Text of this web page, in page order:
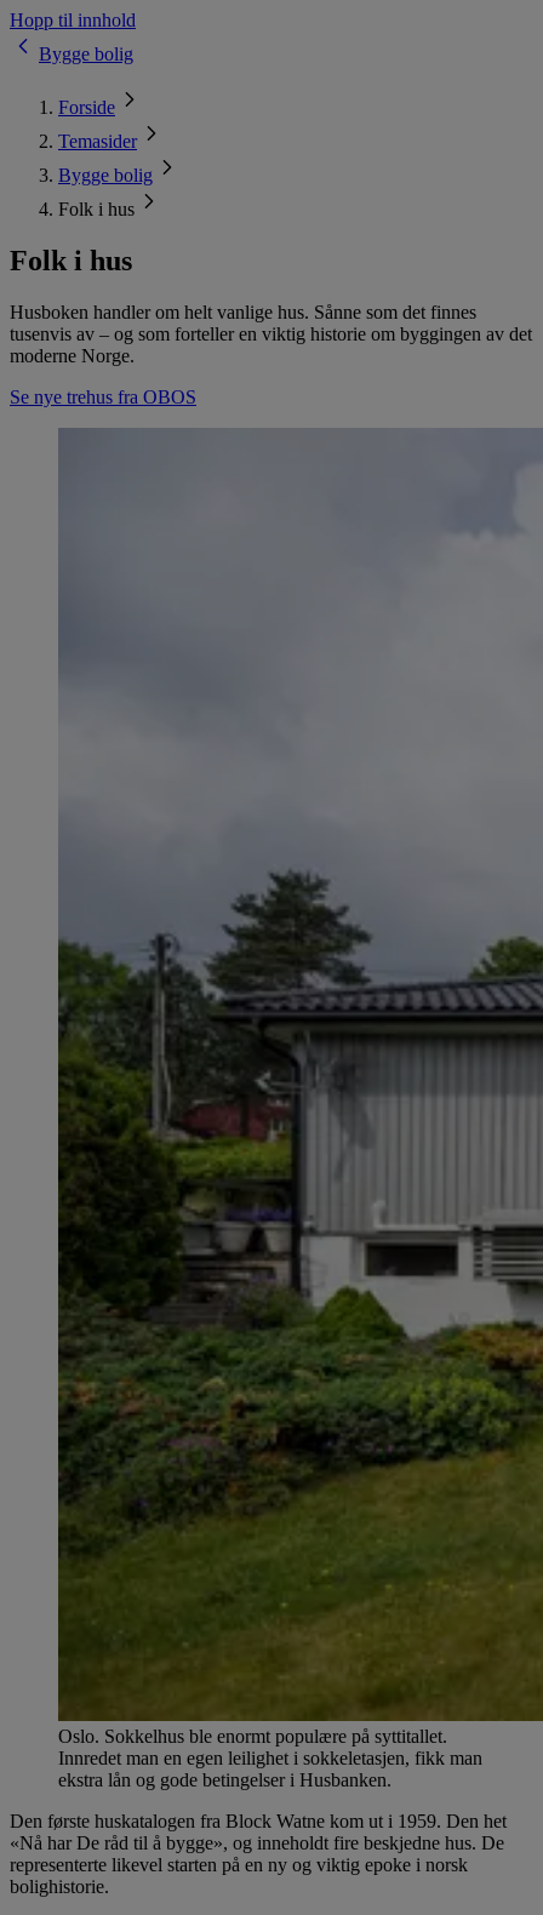
Hopp til innhold
Bygge bolig
Forside
Temasider
Bygge bolig
Folk i hus
Folk i hus
Husboken handler om helt vanlige hus. Sånne som det finnes
tusenvis av – og som forteller en viktig historie om byggingen av det
moderne Norge.
Se nye trehus fra OBOS
Oslo. Sokkelhus ble enormt populære på syttitallet.
Innredet man en egen leilighet i sokkeletasjen, fikk man
ekstra lån og gode betingelser i Husbanken.
Den første huskatalogen fra Block Watne kom ut i 1959. Den het
«Nå har De råd til å bygge», og inneholdt fire beskjedne hus. De
representerte likevel starten på en ny og viktig epoke i norsk
bolighistorie.